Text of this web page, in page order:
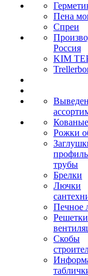
Пена
Спреи
Россия
KIM
Рожки
трубы
Брелки
Лючки
Печное
Решетки
Скобы